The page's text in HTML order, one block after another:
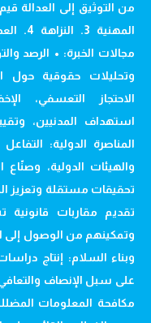
مجالات الخبرة: • الرصد
وتحليلات حقوقية حول
الاحتجاز التعسفي،
استهداف المدنيين،
المناصرة الدولية:
والهيئات الدولية،
تحقيقات مستقلة وتعزيز
تقديم مقاربات
وتمكينهم من الوصول إلى
وبناء السلام: إنتاج
على سبل الإنصاف
مكافحة المعلومات